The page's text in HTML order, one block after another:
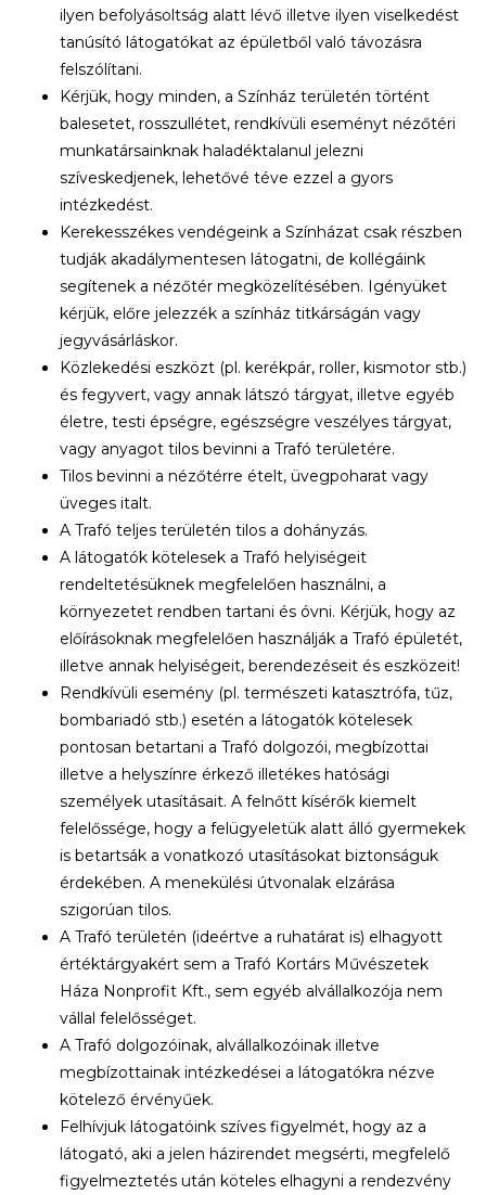
ilyen befolyásoltság alatt lévő illetve ilyen viselkedést
tanúsító látogatókat az épületből való távozásra
felszólítani.
Kérjük, hogy minden, a Színház területén történt
balesetet, rosszullétet, rendkívüli eseményt nézőtéri
munkatársainknak haladéktalanul jelezni
szíveskedjenek, lehetővé téve ezzel a gyors
intézkedést.
Kerekesszékes vendégeink a Színházat csak részben
tudják akadálymentesen látogatni, de kollégáink
segítenek a nézőtér megközelítésében. Igényüket
kérjük, előre jelezzék a színház titkárságán vagy
jegyvásárláskor.
Közlekedési eszközt (pl. kerékpár, roller, kismotor stb.)
és fegyvert, vagy annak látszó tárgyat, illetve egyéb
életre, testi épségre, egészségre veszélyes tárgyat,
vagy anyagot tilos bevinni a Trafó területére.
Tilos bevinni a nézőtérre ételt, üvegpoharat vagy
üveges italt.
A Trafó teljes területén tilos a dohányzás.
A látogatók kötelesek a Trafó helyiségeit
rendeltetésüknek megfelelően használni, a
környezetet rendben tartani és óvni. Kérjük, hogy az
előírásoknak megfelelően használják a Trafó épületét,
illetve annak helyiségeit, berendezéseit és eszközeit!
Rendkívüli esemény (pl. természeti katasztrófa, tűz,
bombariadó stb.) esetén a látogatók kötelesek
pontosan betartani a Trafó dolgozói, megbízottai
illetve a helyszínre érkező illetékes hatósági
személyek utasításait. A felnőtt kísérők kiemelt
felelőssége, hogy a felügyeletük alatt álló gyermekek
is betartsák a vonatkozó utasításokat biztonságuk
érdekében. A menekülési útvonalak elzárása
szigorúan tilos.
A Trafó területén (ideértve a ruhatárat is) elhagyott
értéktárgyakért sem a Trafó Kortárs Művészetek
Háza Nonprofit Kft., sem egyéb alvállalkozója nem
vállal felelősséget.
A Trafó dolgozóinak, alvállalkozóinak illetve
megbízottainak intézkedései a látogatókra nézve
kötelező érvényűek.
Felhívjuk látogatóink szíves figyelmét, hogy az a
látogató, aki a jelen házirendet megsérti, megfelelő
figyelmeztetés után köteles elhagyni a rendezvény